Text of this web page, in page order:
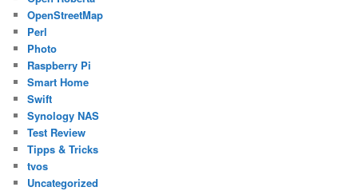
OpenStreetMap
Perl
Photo
Raspberry Pi
Smart Home
Swift
Synology NAS
Test Review
Tipps & Tricks
tvos
Uncategorized